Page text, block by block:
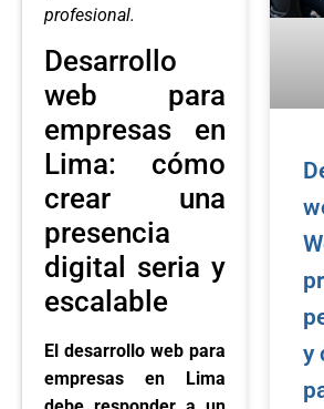
profesional.
Desarrollo
web para
empresas en
Lima: cómo
crear una
presencia
digital seria y
escalable
El desarrollo web para
empresas en Lima
y